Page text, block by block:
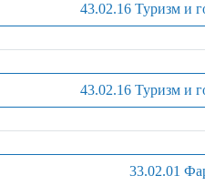
43.02.16 Туризм и
43.02.16 Туризм и
33.02.01